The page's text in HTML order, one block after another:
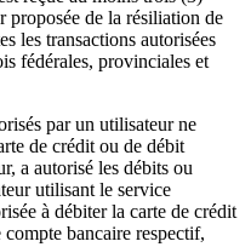
proposée de la résiliation de
les transactions autorisées
fédérales, provinciales et
par un utilisateur ne
de crédit ou de débit
a autorisé les débits ou
utilisant le service
à débiter la carte de crédit
bancaire respectif,